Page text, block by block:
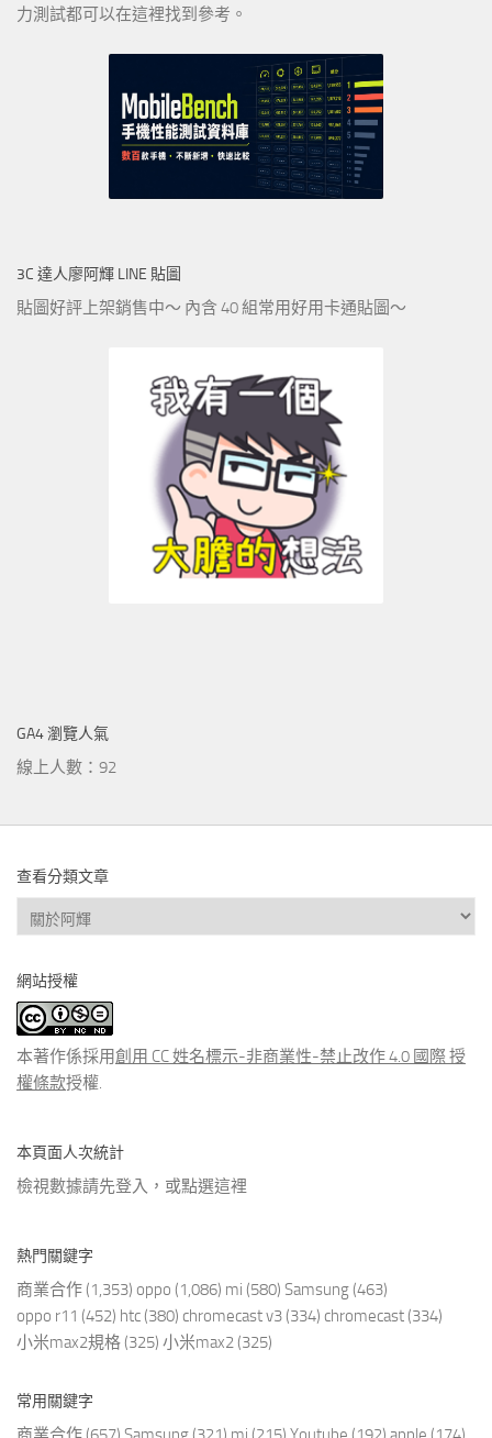
力測試都可以在這裡找到參考。
3C 達人廖阿輝 LINE 貼圖
貼圖好評上架銷售中～ 內含 40 組常用好用卡通貼圖～
GA4 瀏覽人氣
線上人數：92
查看分類文章
查
看
類
文
章
網站授權
本著作係採用創用 CC 姓名標示-非商業性-禁止改作 4.0 國際 授
權條款授權.
本頁面人次統計
檢視數據請先登入，或點選這裡
熱門關鍵字
商業合作 (1,353) oppo (1,086) mi (580) Samsung (463)
oppo r11 (452) htc (380) chromecast v3 (334) chromecast (334)
小米max2規格 (325) 小米max2 (325)
常用關鍵字